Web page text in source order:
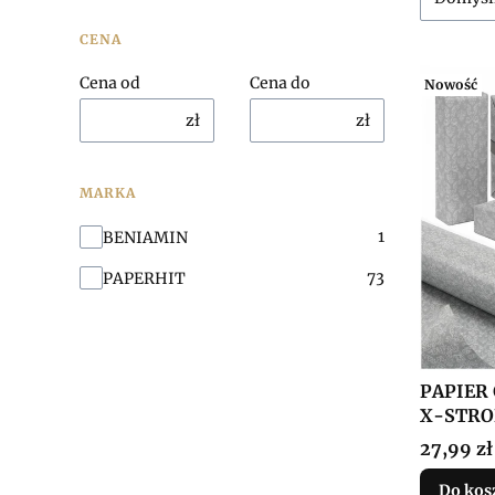
CENA
Cena od
zł
Cena do
zł
MARKA
Marka
BENIAMIN 1
PAPERHIT 73
Nowość
PAPIER
X-
Cena
27,99 zł
Do